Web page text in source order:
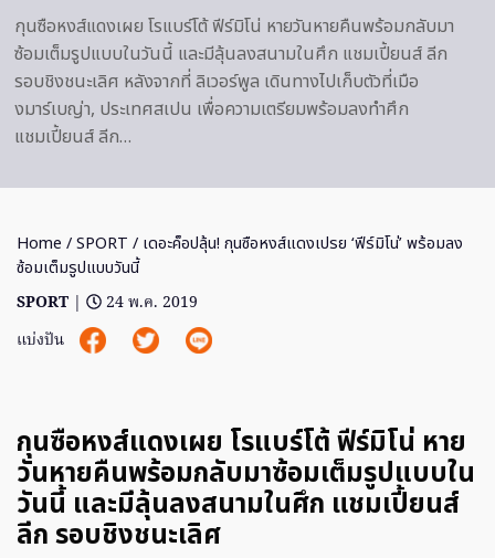
กุนซือหงส์แดงเผย โรแบร์โต้ ฟีร์มิโน่ หายวันหายคืนพร้อมกลับมา
ซ้อมเต็มรูปแบบในวันนี้ และมีลุ้นลงสนามในศึก แชมเปี้ยนส์ ลีก
รอบชิงชนะเลิศ หลังจากที่ ลิเวอร์พูล เดินทางไปเก็บตัวที่เมือ
งมาร์เบญ่า, ประเทศสเปน เพื่อความเตรียมพร้อมลงทำศึก
แชมเปี้ยนส์ ลีก…
Home /SPORT / เดอะค็อปลุ้น! กุนซือหงส์แดงเปรย ‘ฟีร์มิโน่’ พร้อมลง
ซ้อมเต็มรูปแบบวันนี้
SPORT |
24 พ.ค. 2019
แบ่งปัน
กุนซือหงส์แดงเผย โรแบร์โต้ ฟีร์มิโน่ หาย
วันหายคืนพร้อมกลับมาซ้อมเต็มรูปแบบใน
วันนี้ และมีลุ้นลงสนามในศึก แชมเปี้ยนส์
ลีก รอบชิงชนะเลิศ